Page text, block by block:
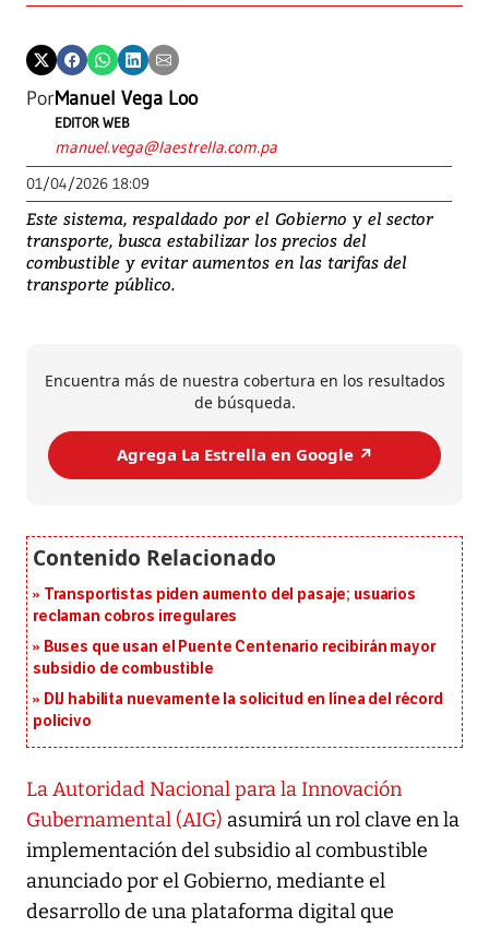
PorManuel Vega Loo
EDITOR WEB
manuel.vega@laestrella.com.pa
01/04/2026 18:09
Este sistema, respaldado por el Gobierno y el sector
transporte, busca estabilizar los precios del
combustible y evitar aumentos en las tarifas del
transporte público.
Encuentra más de nuestra cobertura en los resultados
de búsqueda.
Agrega La Estrella en Google ↗️
Transportistas piden aumento del pasaje; usuarios
reclaman cobros irregulares
Buses que usan el Puente Centenario recibirán mayor
subsidio de combustible
DIJ habilita nuevamente la solicitud en línea del récord
policivo
La Autoridad Nacional para la Innovación
Gubernamental (AIG) asumirá un rol clave en la
implementación del subsidio al combustible
anunciado por el Gobierno, mediante el
desarrollo de una plataforma digital que